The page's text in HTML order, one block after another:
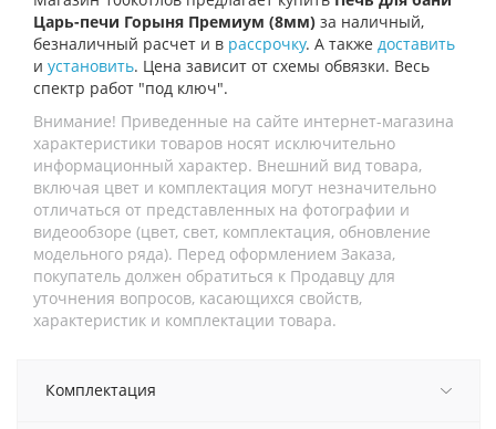
Царь-печи Горыня Премиум (8мм) за наличный,
безналичный расчет и в рассрочку. А также доставить
и установить. Цена зависит от схемы обвязки. Весь
спектр работ "под ключ".
Внимание! Приведенные на сайте интернет-магазина
характеристики товаров носят исключительно
информационный характер. Внешний вид товара,
включая цвет и комплектация могут незначительно
отличаться от представленных на фотографии и
видеообзоре (цвет, свет, комплектация, обновление
модельного ряда). Перед оформлением Заказа,
покупатель должен обратиться к Продавцу для
уточнения вопросов, касающихся свойств,
характеристик и комплектации товара.
Комплектация